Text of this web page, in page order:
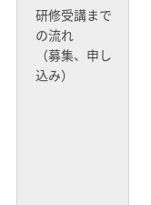
研修受講まで
の流れ
（募集、申し
込み）